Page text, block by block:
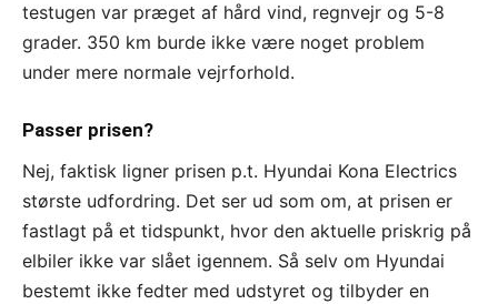
testugen var præget af hård vind, regnvejr og 5-8
grader. 350 km burde ikke være noget problem
under mere normale vejrforhold.
Passer prisen?
Nej, faktisk ligner prisen p.t. Hyundai Kona Electrics
største udfordring. Det ser ud som om, at prisen er
fastlagt på et tidspunkt, hvor den aktuelle priskrig på
elbiler ikke var slået igennem. Så selv om Hyundai
bestemt ikke fedter med udstyret og tilbyder en